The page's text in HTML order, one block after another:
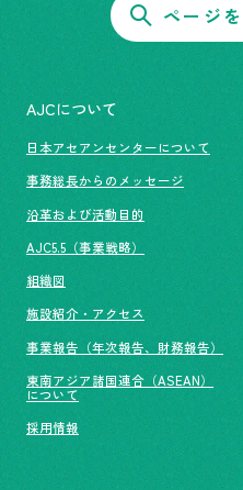
ページ
AJCについて
日本アセアンセンターについて
事務総長からのメッセージ
沿革および活動目的
AJC5.5（事業戦略）
組織図
施設紹介・アクセス
事業報告（年次報告、財務報告）
東南アジア諸国連合（ASEAN）
について
採用情報